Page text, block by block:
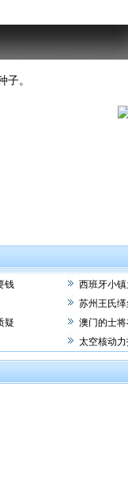
。
钱
西班牙小
苏州王氏缂
疑
澳门的士
太空核动力